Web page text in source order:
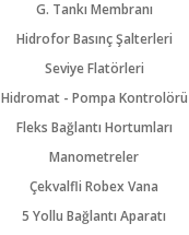
G. Tankı Membranı
Hidrofor Basınç Şalterleri
Seviye Flatörleri
Hidromat - Pompa Kontrolörü
Fleks Bağlantı Hortumları
Manometreler
Çekvalfli Robex Vana
5 Yollu Bağlantı Aparatı